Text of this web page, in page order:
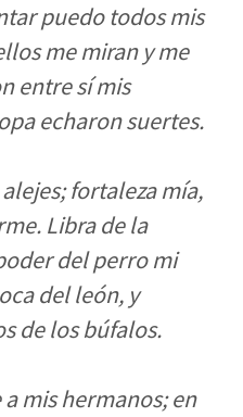
puedo todos mis
me miran y me
entre sí mis
echaron suertes.
fortaleza mía,
Libra de la
del perro mi
del león, y
de los búfalos.
mis hermanos; en